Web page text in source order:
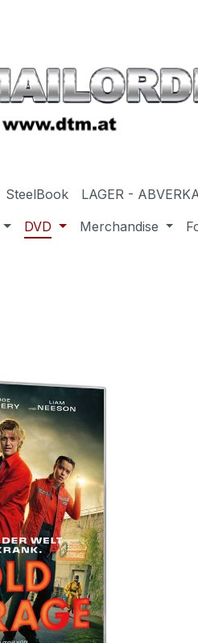
SteelBook LAGER -
DVD Merchandise